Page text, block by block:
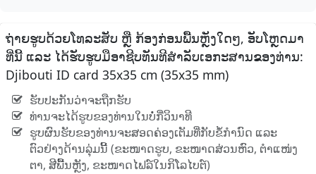
ຖ່າຍຮູບດ້ວຍໂທລະສັບ ຫຼື ກ້ອງກ່ອນພື້ນຫຼັງໃດໆ, ອັບໂຫຼດມາ
ທີ່ນີ້ ແລະ ໄດ້ຮັບຮູບມືອາຊີບທັນທີສໍາລັບເອກະສານຂອງທ່ານ:
Djibouti ID card 35x35 cm (35x35 mm)
ຮັບປະກັນວ່າຈະຖືກຮັບ
ທ່ານຈະໄດ້ຮູບຂອງທ່ານໃນບໍ່ກີ່ວິນາທີ
ຮູບຜົນຮັບຂອງທ່ານຈະສອດຄ່ອງເຕັມທີ່ກັບຂໍ້ກໍານົດ ແລະ
ຕົວຢ່າງດ້ານລຸ່ມນີ້ (ຂະໜາດຮູບ, ຂະໜາດສ່ວນຫົວ, ຕໍາແໜ່ງ
ຕາ, ສີພື້ນຫຼັງ, ຂະໜາດໄຟລ໌ໃນກິໂລໄບຕ໌)